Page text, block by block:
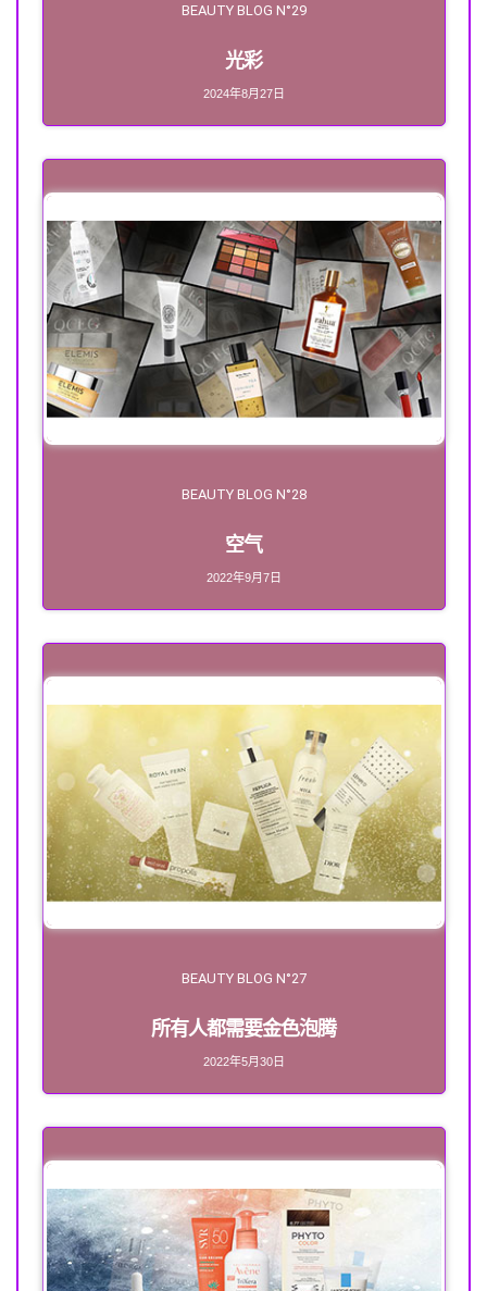
BEAUTY BLOG N°29
光彩
2024年8月27日
BEAUTY BLOG N°28
空气
2022年9月7日
BEAUTY BLOG N°27
所有人都需要金色泡腾
2022年5月30日